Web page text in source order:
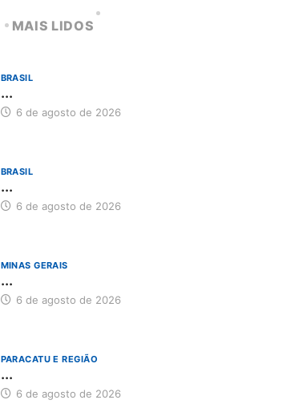
MAIS LIDOS
BRASIL
...
6 de agosto de 2026
BRASIL
...
6 de agosto de 2026
MINAS GERAIS
...
6 de agosto de 2026
PARACATU E REGIÃO
...
6 de agosto de 2026